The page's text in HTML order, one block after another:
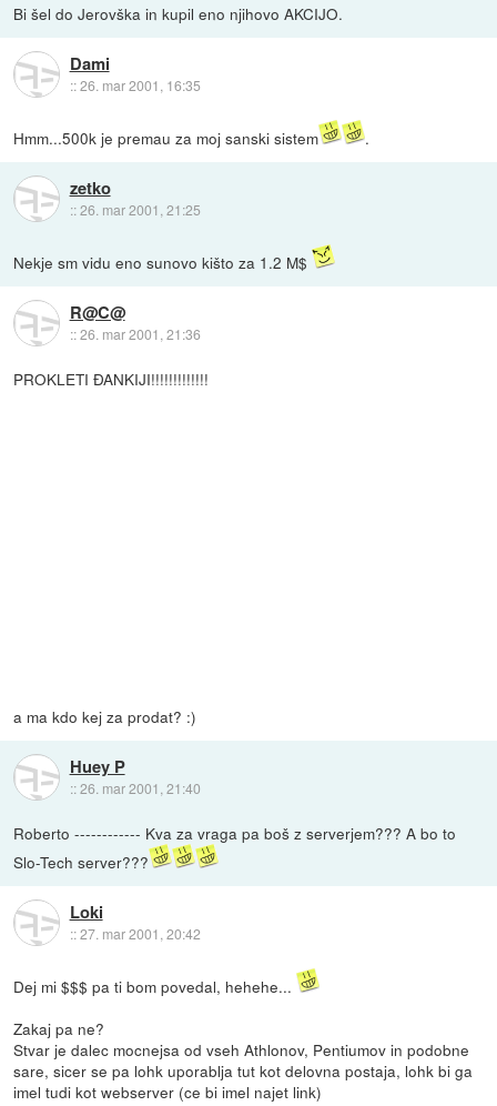
Bi šel do Jerovška in kupil eno njihovo AKCIJO.
Dami
::26. mar 2001, 16:35
Hmm...500k je premau za moj sanski sistem .
zetko
::26. mar 2001, 21:25
Nekje sm vidu eno sunovo kišto za 1.2 M$
R@C@
::26. mar 2001, 21:36
PROKLETI ĐANKIJI!!!!!!!!!!!!!
a ma kdo kej za prodat? :)
Huey P
::26. mar 2001, 21:40
Roberto ------------ Kva za vraga pa boš z serverjem??? A bo to
Slo-Tech server???
Loki
::27. mar 2001, 20:42
Dej mi $$$ pa ti bom povedal, hehehe...
Zakaj pa ne?
Stvar je dalec mocnejsa od vseh Athlonov, Pentiumov in podobne
sare, sicer se pa lohk uporablja tut kot delovna postaja, lohk bi ga
imel tudi kot webserver (ce bi imel najet link)